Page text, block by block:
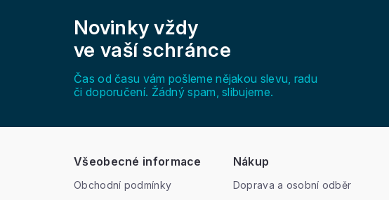
Novinky vždy
ve vaší schránce
Čas od času vám pošleme nějakou slevu, radu
či doporučení. Žádný spam, slibujeme.
Všeobecné informace
Obchodní podmínky
Nákup
Doprava a osobní odběr